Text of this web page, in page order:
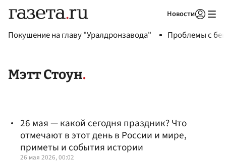
Новости
Покушение на главу "Уралдронзавода" Проблемы с
Мэтт Стоун
26 мая — какой сегодня праздник? Что
отмечают в этот день в России и мире,
приметы и события истории
26 мая 2026, 00:02